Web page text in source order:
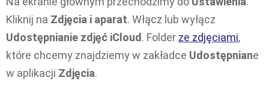
Kliknij na Zdjęcia i aparat. Włącz lub wyłącz
Udostępnianie zdjęć iCloud. Folder ze zdjęciami,
które chcemy znajdziemy w zakładce Udostępniane
w aplikacji Zdjęcia.